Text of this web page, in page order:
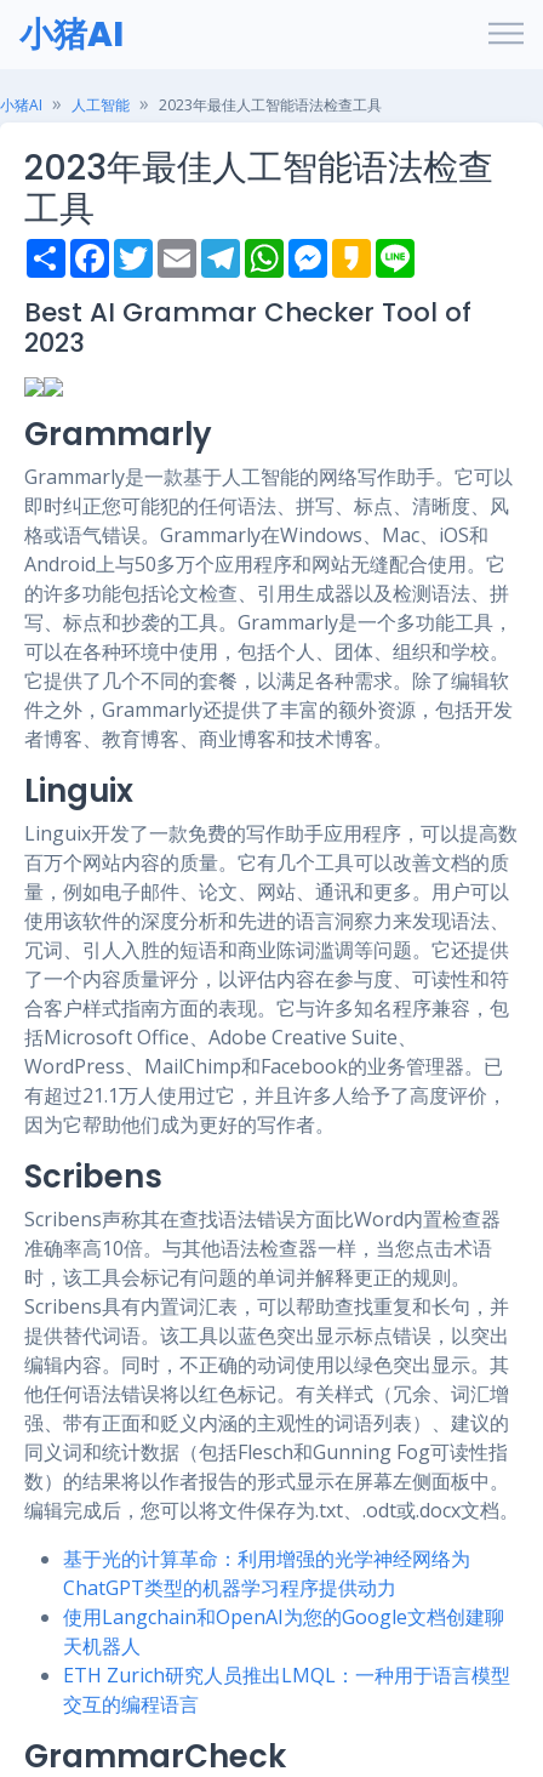
小猪AI
小猪AI 人工智能 2023年最佳人工智能语法检查工具
2023年最佳人工智能语法检查
工具
S
h
r
e
F
a
e
b
T
w
t
t
E
m
i
l
T
e
e
g
W
h
t
s
M
e
s
e
K
a
a e
Best AI Grammar Checker Tool of
2023
Grammarly
Grammarly是一款基于人工智能的网络写作助手。它可以
即时纠正您可能犯的任何语法、拼写、标点、清晰度、风
格或语气错误。Grammarly在Windows、Mac、iOS和
Android上与50多万个应用程序和网站无缝配合使用。它
的许多功能包括论文检查、引用生成器以及检测语法、拼
写、标点和抄袭的工具。Grammarly是一个多功能工具，
可以在各种环境中使用，包括个人、团体、组织和学校。
它提供了几个不同的套餐，以满足各种需求。除了编辑软
件之外，Grammarly还提供了丰富的额外资源，包括开发
者博客、教育博客、商业博客和技术博客。
Linguix
Linguix开发了一款免费的写作助手应用程序，可以提高数
百万个网站内容的质量。它有几个工具可以改善文档的质
量，例如电子邮件、论文、网站、通讯和更多。用户可以
使用该软件的深度分析和先进的语言洞察力来发现语法、
冗词、引人入胜的短语和商业陈词滥调等问题。它还提供
了一个内容质量评分，以评估内容在参与度、可读性和符
合客户样式指南方面的表现。它与许多知名程序兼容，包
括Microsoft Office、Adobe Creative Suite、
WordPress、MailChimp和Facebook的业务管理器。已
有超过21.1万人使用过它，并且许多人给予了高度评价，
因为它帮助他们成为更好的写作者。
Scribens
Scribens声称其在查找语法错误方面比Word内置检查器
准确率高10倍。与其他语法检查器一样，当您点击术语
时，该工具会标记有问题的单词并解释更正的规则。
Scribens具有内置词汇表，可以帮助查找重复和长句，并
提供替代词语。该工具以蓝色突出显示标点错误，以突出
编辑内容。同时，不正确的动词使用以绿色突出显示。其
他任何语法错误将以红色标记。有关样式（冗余、词汇增
强、带有正面和贬义内涵的主观性的词语列表）、建议的
同义词和统计数据（包括Flesch和Gunning Fog可读性指
数）的结果将以作者报告的形式显示在屏幕左侧面板中。
编辑完成后，您可以将文件保存为.txt、.odt或.docx文档。
基于光的计算革命：利用增强的光学神经网络为
ChatGPT类型的机器学习程序提供动力
使用Langchain和OpenAI为您的Google文档创建聊
天机器人
ETH Zurich研究人员推出LMQL：一种用于语言模型
交互的编程语言
GrammarCheck